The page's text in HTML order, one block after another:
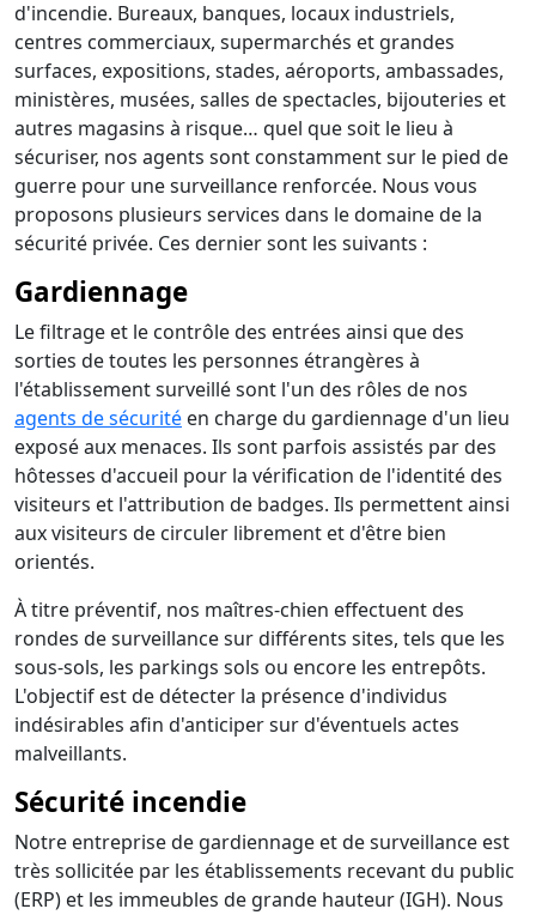
d'incendie. Bureaux, banques, locaux industriels,
centres commerciaux, supermarchés et grandes
surfaces, expositions, stades, aéroports, ambassades,
ministères, musées, salles de spectacles, bijouteries et
autres magasins à risque… quel que soit le lieu à
sécuriser, nos agents sont constamment sur le pied de
guerre pour une surveillance renforcée. Nous vous
proposons plusieurs services dans le domaine de la
sécurité privée. Ces dernier sont les suivants :
Gardiennage
Le filtrage et le contrôle des entrées ainsi que des
sorties de toutes les personnes étrangères à
l'établissement surveillé sont l'un des rôles de nos
agents de sécurité en charge du gardiennage d'un lieu
exposé aux menaces. Ils sont parfois assistés par des
hôtesses d'accueil pour la vérification de l'identité des
visiteurs et l'attribution de badges. Ils permettent ainsi
aux visiteurs de circuler librement et d'être bien
orientés.
À titre préventif, nos maîtres-chien effectuent des
rondes de surveillance sur différents sites, tels que les
sous-sols, les parkings sols ou encore les entrepôts.
L'objectif est de détecter la présence d'individus
indésirables afin d'anticiper sur d'éventuels actes
malveillants.
Sécurité incendie
Notre entreprise de gardiennage et de surveillance est
très sollicitée par les établissements recevant du public
(ERP) et les immeubles de grande hauteur (IGH). Nous